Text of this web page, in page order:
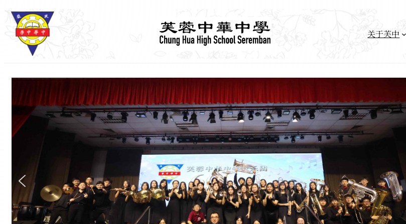
关于芙中